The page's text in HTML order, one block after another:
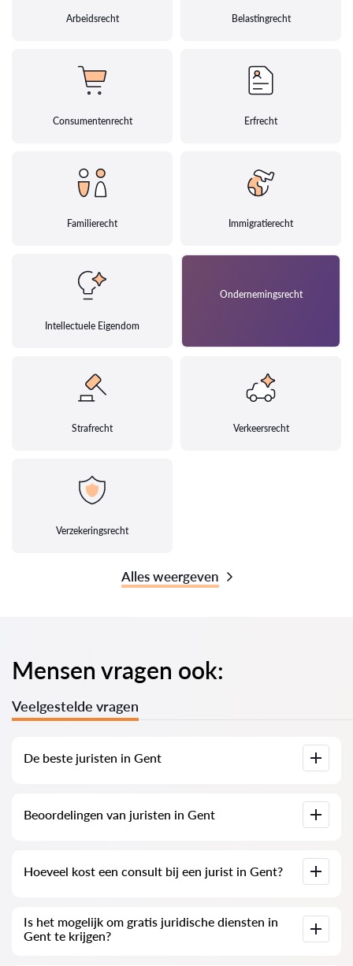
Arbeidsrecht Belastingrecht
Consumentenrecht Erfrecht
Familierecht Immigratierecht
Intellectuele Eigendom
Ondernemingsrecht
Strafrecht Verkeersrecht
Verzekeringsrecht
Alles weergeven
Mensen vragen ook:
Veelgestelde vragen
De beste juristen in Gent
Gent met volledige informatie. Prijzen, beoordelingen,
telefoonnummers en adressen.
Beoordelingen van juristen in Gent
verzameld. We verwijderen geen negatieve beoordelingen en
er is geen mogelijkheid om deze te manipuleren.
Hoeveel kost een consult bij een jurist in Gent?
kan hoger zijn (de prijzen kunnen variëren afhankelijk van de
complexiteit van de vraag en de vorm van het antwoord).
Is het mogelijk om gratis juridische diensten in
Gent te krijgen?